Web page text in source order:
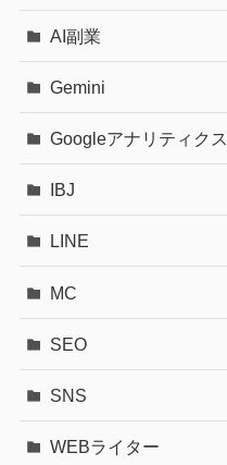
AI副業
Gemini
Googleアナリティクス
IBJ
LINE
MC
SEO
SNS
WEBライター